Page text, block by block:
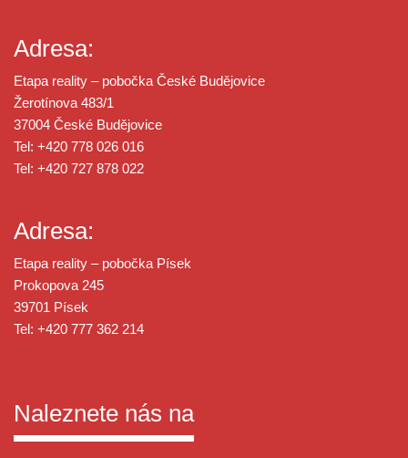
Adresa:
Etapa reality – pobočka České Budějovice
Žerotínova 483/1
37004 České Budějovice
Tel: +420 778 026 016
Tel: +420 727 878 022
Adresa:
Etapa reality – pobočka Písek
Prokopova 245
39701 Písek
Tel: +420 777 362 214
Naleznete nás na